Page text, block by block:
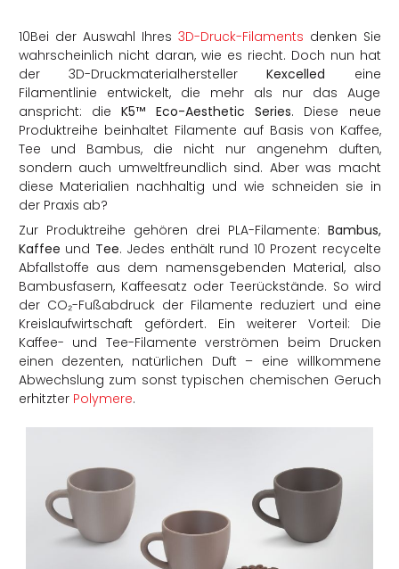
10Bei der Auswahl Ihres 3D-Druck-Filaments denken Sie
wahrscheinlich nicht daran, wie es riecht. Doch nun hat
der 3D-DruckmaterialherstellerKexcelled eine
Filamentlinie entwickelt, die mehr als nur das Auge
anspricht: dieK5™ Eco-Aesthetic Series.
Diese neue
Produktreihe beinhaltet Filamente auf Basis von Kaffee,
Tee und Bambus, die nicht nur angenehm duften,
sondern auch umweltfreundlich sind. Aber was macht
diese Materialien nachhaltig und wie schneiden sie in
der Praxis ab?
Zur Produktreihe gehören drei PLA-Filamente: Bambus,
Kaffee und Tee. Jedes enthält rund 10 Prozent recycelte
Abfallstoffe aus dem namensgebenden Material, also
Bambusfasern, Kaffeesatz oder Teerückstände. So wird
der CO₂-Fußabdruck der Filamente reduziert und eine
Kreislaufwirtschaft gefördert. Ein weiterer Vorteil: Die
Kaffee- und Tee-Filamente verströmen beim Drucken
einen dezenten, natürlichen Duft – eine willkommene
Abwechslung zum sonst typischen chemischen Geruch
erhitzter Polymere.